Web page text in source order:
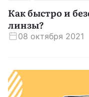
Как быстро и
линзы?
08 октября 2021